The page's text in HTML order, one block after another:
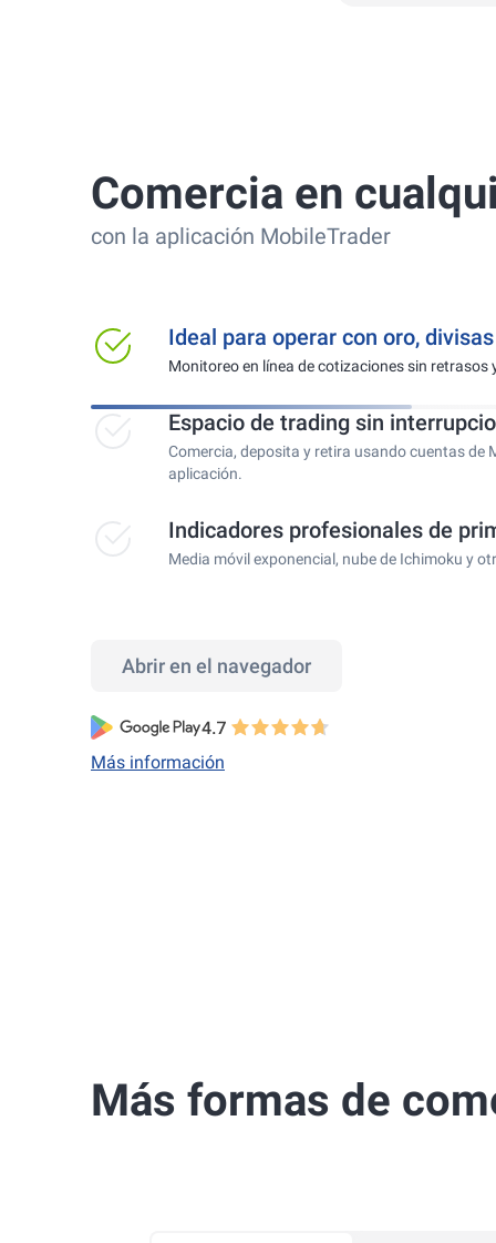
Comercia en
con la aplicación MobileTrader
Ideal para operar con oro,
Monitoreo en línea de cotizaciones sin retrasos
Espacio de trading sin
Comercia, deposita y retira usando cuentas de
aplicación.
Indicadores profesionales de
Media móvil exponencial, nube de Ichimoku y
Abrir en el navegador
Más información
Más formas de